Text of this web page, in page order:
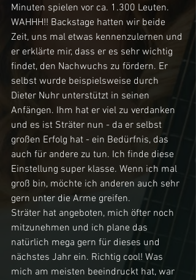
Minuten spielen vor ca. 1.300 Leuten.
WAHHH!! Backstage hatten wir beide
Zeit, uns mal etwas kennenzulernen und
er erklärte mir, dass er es sehr wichtig
findet, den Nachwuchs zu fördern. Er
selbst wurde beispielsweise durch
Dieter Nuhr unterstützt in seinen
Anfängen. Ihm hat er viel zu verdanken
und es ist Sträter nun - da er selbst
großen Erfolg hat - ein Bedürfnis, das
auch für andere zu tun. Ich finde diese
Einstellung super klasse. Wenn ich mal
groß bin, möchte ich anderen auch sehr
gern unter die Arme greifen.
Sträter hat angeboten, mich öfter noch
mitzunehmen und ich plane das
natürlich mega gern für dieses und
nächstes Jahr ein. Richtig cool! Was
mich am meisten beeindruckt hat, war